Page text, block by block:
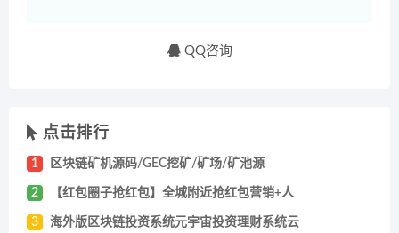
QQ咨询
点击排行
1 区块链矿机源码/GEC挖矿/矿场/矿池源
2 【红包圈子抢红包】全城附近抢红包营销+人
3 海外版区块链投资系统元宇宙投资理财系统云